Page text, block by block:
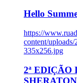
Hello
https://
content/uploads/
335x256.jpg
2ª EDIÇÃO